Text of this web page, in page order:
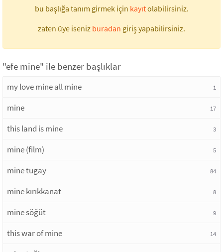
bu başlığa tanım girmek için kayıtolabilirsiniz.
zaten üye iseniz buradan giriş yapabilirsiniz.
"efe mine" ile benzer başlıklar
my love mine all mine 1
mine 17
this land is mine 3
mine (film) 5
mine tugay 84
mine kırıkkanat 8
mine söğüt 9
this war of mine 14